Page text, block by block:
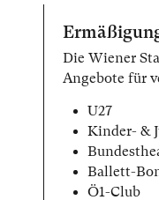
Die Wiener
Angebote für
U27
Kinder- &
Ballett-
Ö1-Club